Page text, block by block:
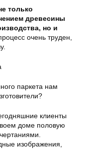
только
древесины
но и
очень труден,
паркета нам
клиенты
доме половую
изображения,